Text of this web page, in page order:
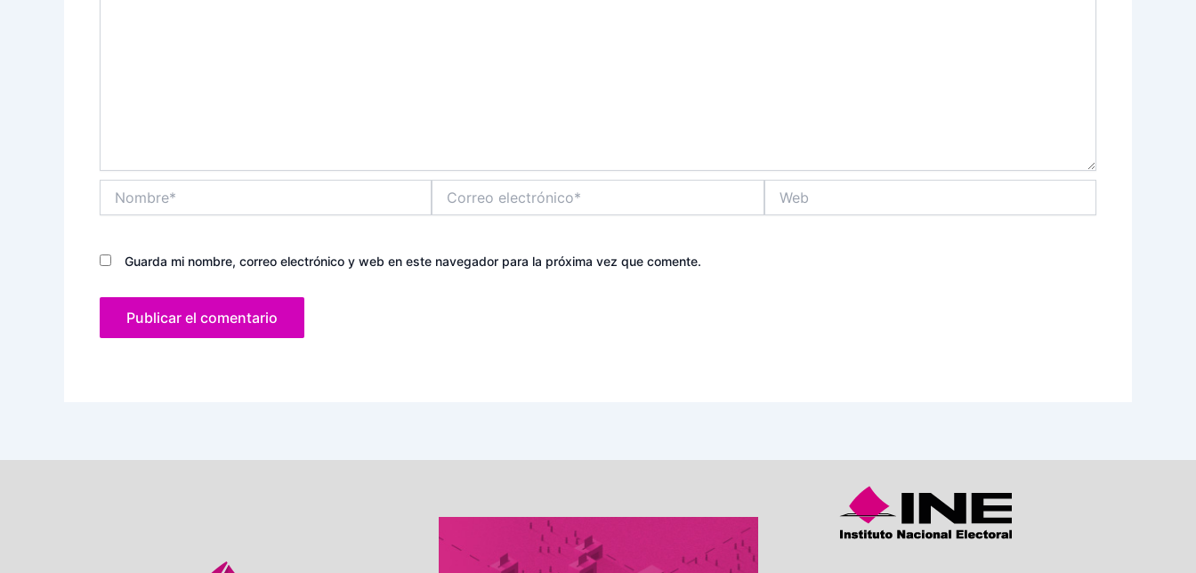
electrónico*
Guarda mi nombre, correo electrónico y web en este navegador para la próxima vez que comente.